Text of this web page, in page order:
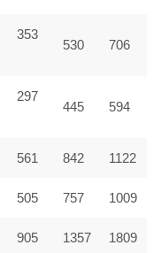
353
530 706
297
445 594
561 842 1122
505 757 1009
905 1357 1809